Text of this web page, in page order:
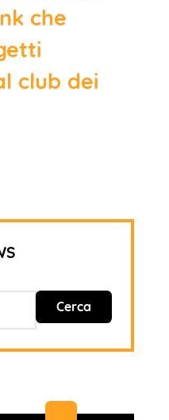
che
club dei
Cerca